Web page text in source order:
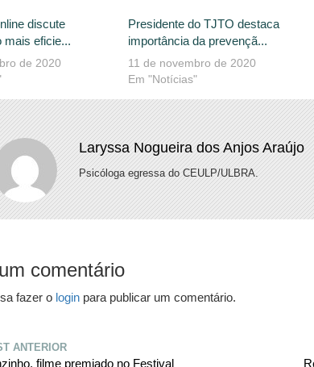
discute
mais eficie...
de 2020
Presidente do TJTO destaca
importância da prevençã...
11 de novembro de 2020
Em "Notícias"
Laryssa Nogueira dos Anjos Araújo
Psicóloga egressa do CEULP/ULBRA.
comentário
fazer o login para publicar um comentário.
ANTERIOR
filme premiado no Festival